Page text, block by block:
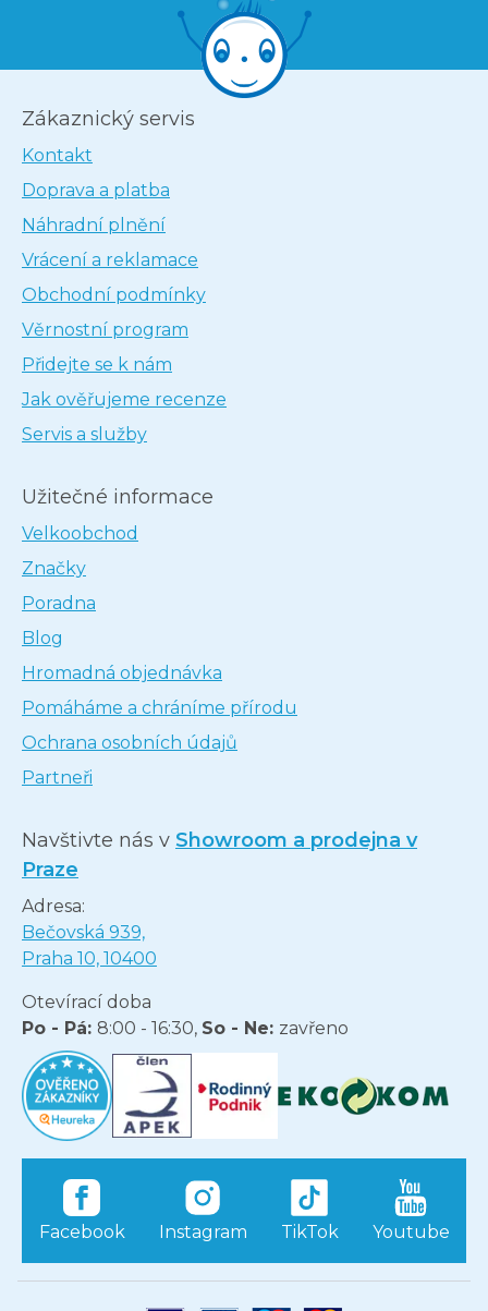
Zákaznický servis
Kontakt
Doprava a platba
Náhradní plnění
Vrácení a reklamace
Obchodní podmínky
Věrnostní program
Přidejte se k nám
Jak ověřujeme recenze
Servis a služby
Užitečné informace
Velkoobchod
Značky
Poradna
Blog
Hromadná objednávka
Pomáháme a chráníme přírodu
Ochrana osobních údajů
Partneři
Navštivte nás v Showroom a prodejna v
Praze
Adresa:
Bečovská 939,
Praha 10, 10400
Otevírací doba
Po - Pá: 8:00 - 16:30, So - Ne: zavřeno
Facebook Instagram TikTok Youtube